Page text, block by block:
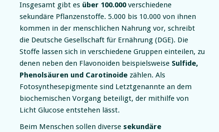
Insgesamt gibt es über 100.000verschiedene
sekundäre Pflanzenstoffe. 5.000 bis 10.000 von ihnen
kommen in der menschlichen Nahrung vor, schreibt
die Deutsche Gesellschaft für Ernährung (DGE). Die
Stoffe lassen sich in verschiedene Gruppen einteilen, zu
denen neben den Flavonoiden beispielsweise Sulfide,
Phenolsäuren und Carotinoide zählen. Als
Fotosynthesepigmente sind Letztgenannte an dem
biochemischen Vorgang beteiligt, der mithilfe von
Licht Glucose entstehen lässt.
Beim Menschen sollen diverse sekundäre